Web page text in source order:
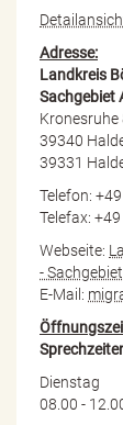
Adresse:
Landkreis
Sachgebiet
Kronesruhe
39340
39331
Telefon:
Telefax:
Webseite:
-
E-Mail:
Dienstag
08.00 -